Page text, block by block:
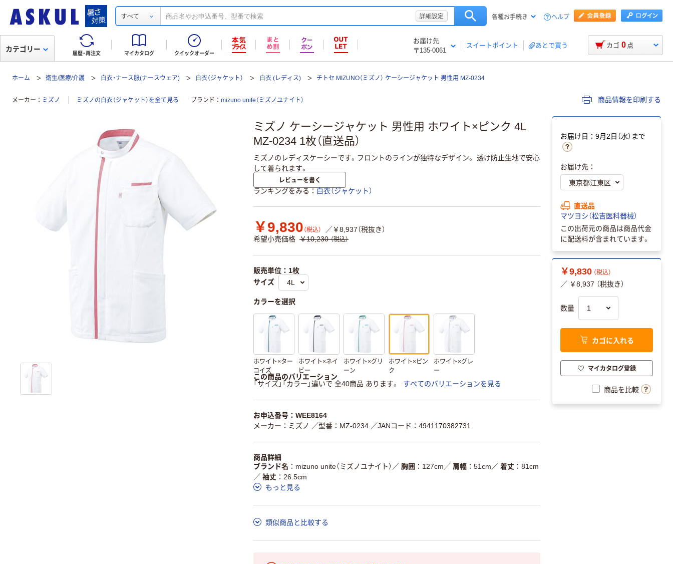
すべて 詳細設定 各種お手続き ヘルプ
履歴・再注文 マイカタログ クイックオーダー
お届け先
〒135-0061
スイートポイント あとで買う
カテゴリー カゴ 0 点
ホーム 衛生/医療/介護 白衣・ナース服(ナースウェア) 白衣（ジャケット） 白衣 (レディス) チトセ MIZUNO（ミズノ） ケーシージャケット 男性用 MZ-0234
メーカー ミズノ ミズノの白衣（ジャケット）を全て見る ブランド mizuno unite（ミズノユナイト） 商品情報を印刷する
ミズノ ケーシージャケット 男性用 ホワイト×ピンク 4L
MZ-0234 1枚（直送品）
ミズノのレディスケーシーです。フロントのラインが独特なデザイン。 透け防止生地で安心
して着られます。
レビューを書く
ランキングをみる 白衣（ジャケット）
￥9,830 （税込）
／￥8,937（税抜き）
希望小売価格 ￥10,230 （税込）
販売単位：1枚
サイズ
カラーを選択
ホワイト×ター
コイズ
ホワイト×ネイ
ビー
ホワイト×グリ
ーン
ホワイト×ピン
ク
ホワイト×グレ
ー
この商品のバリエーション
「サイズ」「カラー」違いで 全40商品 あります。
すべてのバリエーションを見る
お申込番号：WEE8164
メーカー：ミズノ
／型番：MZ-0234 ／JANコード：4941170382731
商品詳細
ブランド名
mizuno unite（ミズノユナイト） ／ 胸囲 127cm ／ 肩幅 51cm ／ 着丈
81cm
／ 袖丈
26.5cm
もっと見る
類似商品と比較する
お届け日：9月2日（水）まで
お届け先：
直送品
マツヨシ（松吉医科器械）
この出荷元の商品は商品代金
に配送料が含まれています。
￥9,830 （税込）
／ ￥8,937 （税抜き）
数量
カゴに入れる
マイカタログ登録
商品を比較